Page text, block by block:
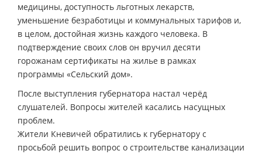
медицины, доступность льготных лекарств,
уменьшение безработицы и коммунальных тарифов и,
в целом, достойная жизнь каждого человека. В
подтверждение своих слов он вручил десяти
горожанам сертификаты на жилье в рамках
программы «Сельский дом».
После выступления губернатора настал черёд
слушателей. Вопросы жителей касались насущных
проблем.
Жители Кневичей обратились к губернатору с
просьбой решить вопрос о строительстве канализации